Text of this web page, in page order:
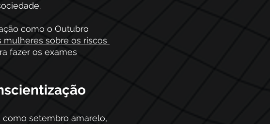
como o Outubro
sobre os riscos
fazer os exames
setembro amarelo,